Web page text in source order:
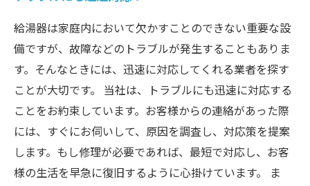
給湯器は家庭内において欠かすことのできない重要な設
備ですが、故障などのトラブルが発生することもありま
す。そんなときには、迅速に対応してくれる業者を探す
ことが大切です。 当社は、トラブルにも迅速に対応する
ことをお約束しています。お客様からの連絡があった際
には、すぐにお伺いして、原因を調査し、対応策を提案
します。もし修理が必要であれば、最短で対応し、お客
様の生活を早急に復旧するように心掛けています。 ま